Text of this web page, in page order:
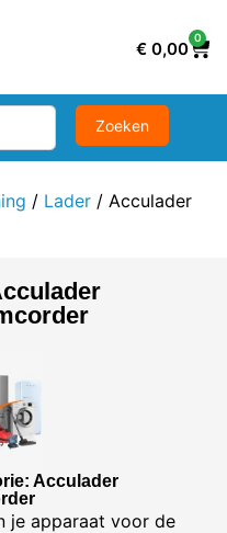
€ 0,00
0
/ Lader / Acculader
Acculader
je apparaat voor de